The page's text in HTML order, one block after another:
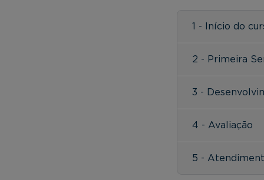
1 - Início do
2 - Primeira
3 -
4 - Avaliação
5 -